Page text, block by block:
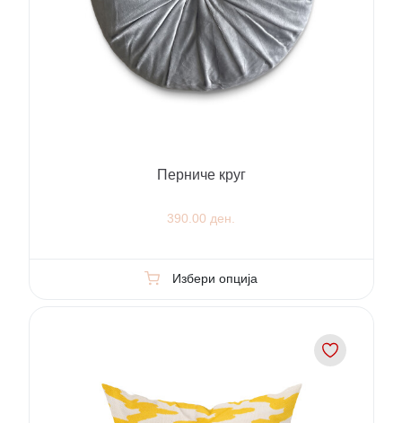
Перниче круг
390.00 ден.
Избери опција